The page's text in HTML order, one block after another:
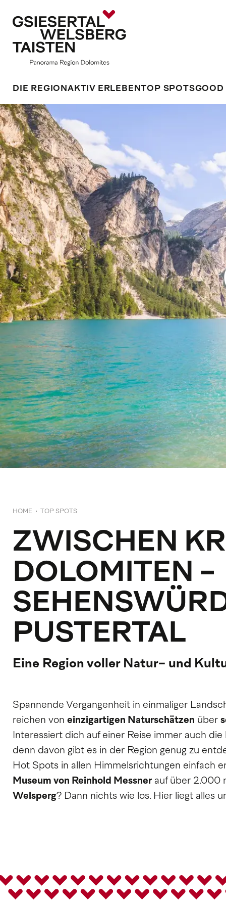
DIE REGION AKTIV ERLEBEN TOP SPOTSGOOD
HOME TOP SPOTS
ZWISCHEN
DOLOMITEN -
PUSTERTAL
Eine Region voller Natur- und
Spannende Vergangenheit in einmaliger
reichen von einzigartigen Naturschätzen über
Interessiert dich auf einer Reise immer auch die
denn davon gibt es in der Region genug zu
Hot Spots in allen Himmelsrichtungen einfach
Museum von Reinhold Messner auf über 2.000
Welsperg? Dann nichts wie los. Hier liegt alles